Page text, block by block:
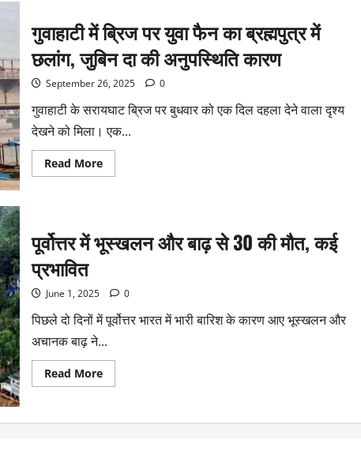
गुवाहाटी में ब्रिज पर युवा फैन का ब्रह्मपुत्र में
छलांग, जुबिन दा की अनुपस्थिति कारण
September 26, 2025 0
गुवाहाटी के सरायघाट ब्रिज पर बुधवार को एक दिल दहला देने वाला दृश्य
देखने को मिला। एक...
Read More
पूर्वोत्तर में भूस्खलन और बाढ़ से 30 की मौत, कई
प्रभावित
June 1, 2025 0
पिछले दो दिनों में पूर्वोत्तर भारत में भारी बारिश के कारण आए भूस्खलन और
अचानक बाढ़ ने...
Read More